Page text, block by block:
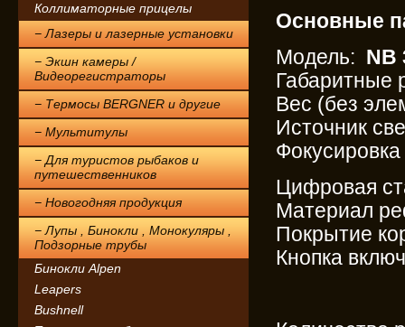
Коллиматорные прицелы
− Лазеры и лазерные установки
− Экшн камеры /
Видеорегистраторы
− Термосы BERGNER и другие
− Мультитулы
− Для туристов рыбаков и
путешественников
− Новогодняя продукция
− Лупы , Бинокли , Монокуляры ,
Подзорные трубы
Бинокли Alpen
Leapers
Bushnell
Основные
Модель: NB
Габаритные
Вес (без
Источник
Цифровая
Материал
Покрытие
Кнопка